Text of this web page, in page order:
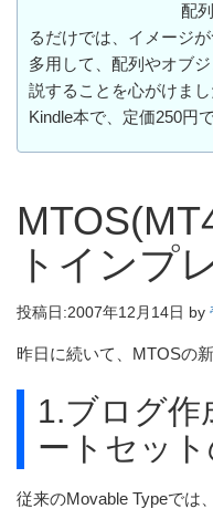
配
るだけでは、イメージ
多用して、配列やオブ
説することを心がけまし
Kindle本で、定価250円で
トインプ
投稿日:2007年12月14日 by
昨日に続いて、MTOSの
1.ブログ作
ートセッ
従来のMovable Typeでは